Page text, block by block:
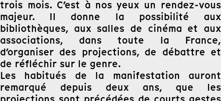
trois mois. C’est à nos yeux un rendez-vous
majeur. Il donne la possibilité aux
bibliothèques, aux salles de cinéma et aux
associations, dans toute la France,
d’organiser des projections, de débattre et
de réfléchir sur le genre.
Les habitués de la manifestation auront
remarqué depuis deux ans, que les